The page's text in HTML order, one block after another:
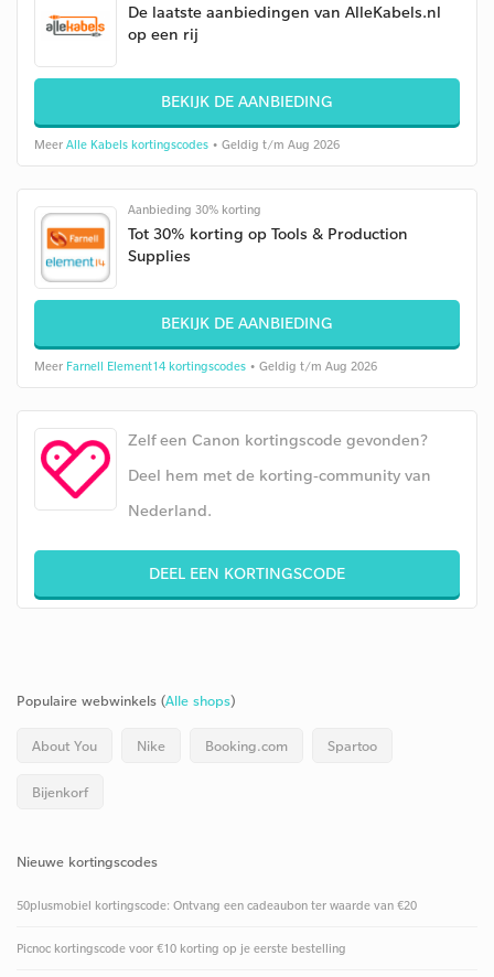
De laatste aanbiedingen van AlleKabels.nl
op een rij
BEKIJK DE AANBIEDING
Meer Alle Kabels kortingscodes • Geldig t/m Aug 2026
Aanbieding 30% korting
Tot 30% korting op Tools & Production
Supplies
BEKIJK DE AANBIEDING
Meer Farnell Element14 kortingscodes • Geldig t/m Aug 2026
Zelf een Canon kortingscode gevonden?
Deel hem met de korting-community van
Nederland.
DEEL EEN KORTINGSCODE
Populaire webwinkels (Alle shops)
About You Nike Booking.com Spartoo
Bijenkorf
Nieuwe kortingscodes
50plusmobiel kortingscode: Ontvang een cadeaubon ter waarde van €20
Picnoc kortingscode voor €10 korting op je eerste bestelling